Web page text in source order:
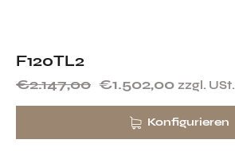
F120TL2
€2.147,00 €1.502,00 zzgl. USt.
Konfigurieren